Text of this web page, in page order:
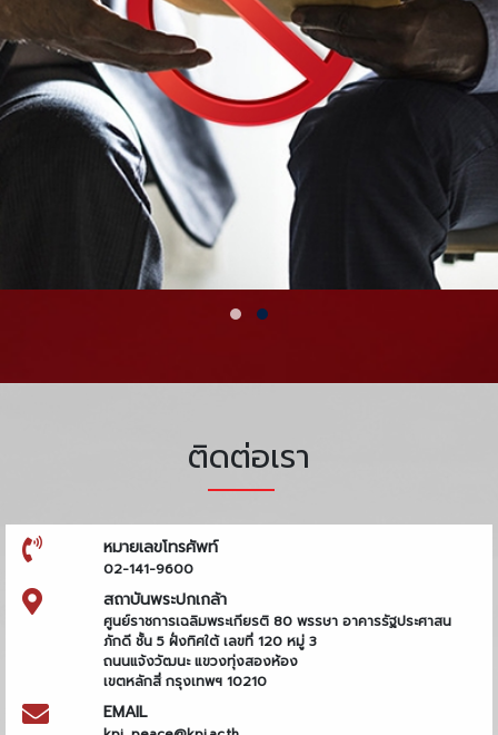
ติดต่อเรา
หมายเลขโทรศัพท์
02-141-9600
สถาบันพระปกเกล้า
ศูนย์ราชการเฉลิมพระเกียรติ 80 พรรษา อาคารรัฐประศาสน
ภักดี ชั้น 5 ฝั่งทิศใต้ เลขที่ 120 หมู่ 3
ถนนแจ้งวัฒนะ แขวงทุ่งสองห้อง
เขตหลักสี่ กรุงเทพฯ 10210
EMAIL